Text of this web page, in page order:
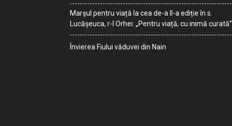
Marșul pentru viață la cea de-a II-a ediție în s.
Lucășeuca, r-l Orhei: „Pentru viață, cu inimă curată”
Învierea Fiului văduvei din Nain